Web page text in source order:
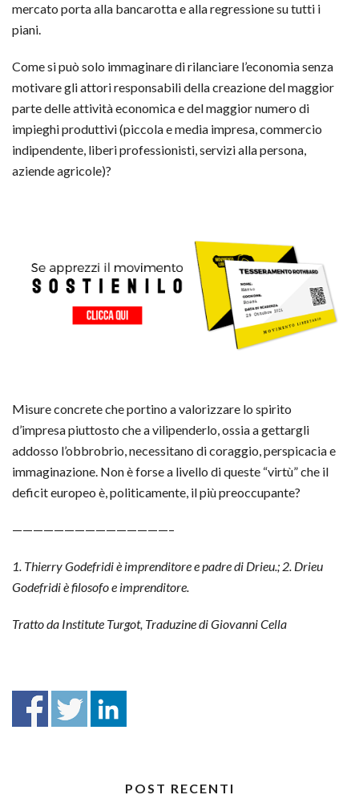
mercato porta alla bancarotta e alla regressione su tutti i
piani.
Come si può solo immaginare di rilanciare l’economia senza
motivare gli attori responsabili della creazione del maggior
parte delle attività economica e del maggior numero di
impieghi produttivi (piccola e media impresa, commercio
indipendente, liberi professionisti, servizi alla persona,
aziende agricole)?
Misure concrete che portino a valorizzare lo spirito
d’impresa piuttosto che a vilipenderlo, ossia a gettargli
addosso l’obbrobrio, necessitano di coraggio, perspicacia e
immaginazione. Non è forse a livello di queste “virtù” che il
deficit europeo è, politicamente, il più preoccupante?
———————————————–
1. Thierry Godefridi è imprenditore e padre di Drieu.; 2. Drieu
Godefridi è filosofo e imprenditore.
Tratto da Institute Turgot, Traduzine di Giovanni Cella
POST RECENTI